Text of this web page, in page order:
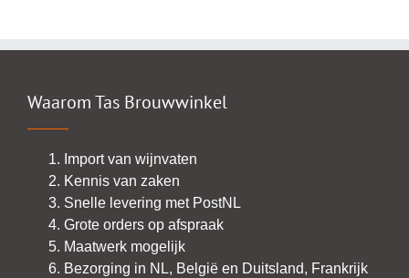
Waarom Tas Brouwwinkel
Import van wijnvaten
Kennis van zaken
Snelle levering met PostNL
Grote orders op afspraak
Maatwerk mogelijk
Bezorging in NL, België en Duitsland, Frankrijk